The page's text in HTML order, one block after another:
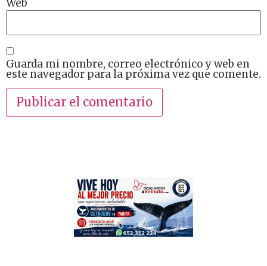
Web
Guarda mi nombre, correo electrónico y web en
este navegador para la próxima vez que comente.